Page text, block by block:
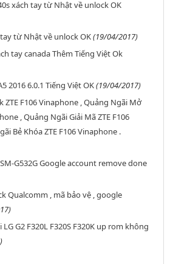
xách tay từ Nhật về unlock OK
từ Nhật về unlock OK(19/04/2017)
tay canada Thêm Tiếng Việt Ok
2016 6.0.1 Tiếng Việt OK(19/04/2017)
ZTE F106 Vinaphone , Quảng Ngãi Mở
, Quảng Ngãi Giải Mã ZTE F106
Bẻ Khóa ZTE F106 Vinaphone .
G532G Google account remove done
Qualcomm , mã bảo vệ , google
G2 F320L F320S F320K up rom không